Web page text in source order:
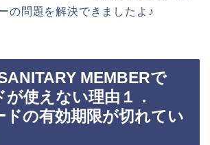
の問題を解決できましたよ♪
MEMBERで
使えない理由１．
ドの有効期限が切れてい